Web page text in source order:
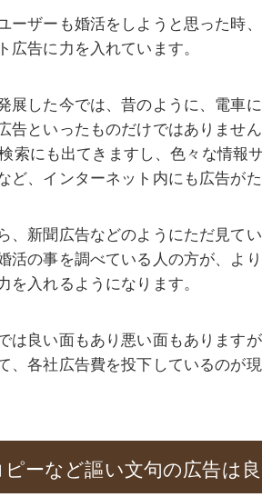
ーザーも婚活をしようと思った時
広告に力を入れています。
展した今では、昔のように、電車
告といったものだけではありません
索にも出てきますし、色々な情報
ど、インターネット内にも広告が
、新聞広告などのようにただ見て
活の事を調べている人の方が、よ
を入れるようになります。
は良い面もあり悪い面もあります
、各社広告費を投下しているのが現
ーなど謳い文句の広告は